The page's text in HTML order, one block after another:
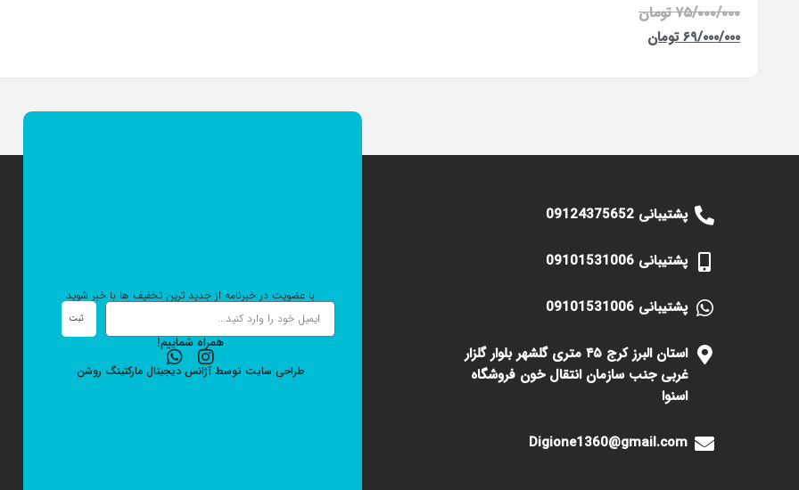
۷۵/۰۰۰/۰۰۰ تومان
۶۹/۰۰۰/۰۰۰ تومان
پشتیبانی 09124375652
پشتیبانی 09101531006
پشتیبانی 09101531006
استان البرز کرج ۴۵ متری گلشهر بلوار گلزار
غربی جنب سازمان انتقال خون فروشگاه
اسنوا
Digione1360@gmail.com
با عضویت در خبرنامه از جدید ترین تخفیف ها با خبر شوید
ثبت
همراه شماییم!
طراحی سایت توسطآژانس دیجیتال مارکتینگ روشن